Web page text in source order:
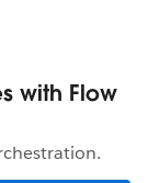
with Flow